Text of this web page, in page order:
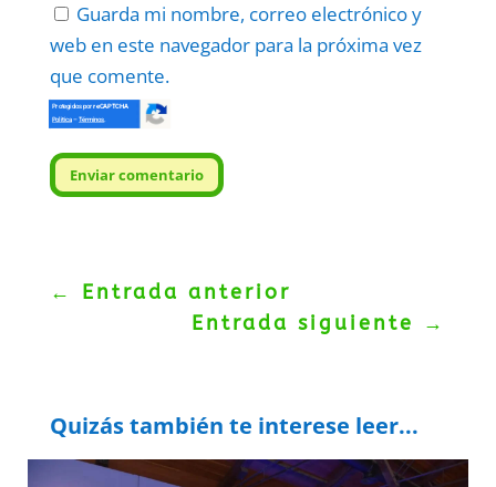
Guarda mi nombre, correo electrónico y
web en este navegador para la próxima vez
que comente.
Enviar comentario
Protegidos porreCAPTCHA
Politica–Términos
← Entrada anterior
Entrada siguiente
→
Quizás también te interese leer...